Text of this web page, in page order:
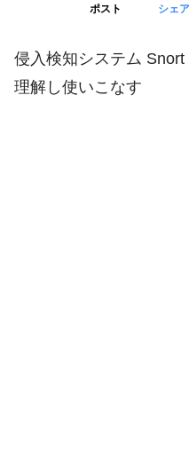
ポスト シェア
侵入検知システム
理解し使いこなす